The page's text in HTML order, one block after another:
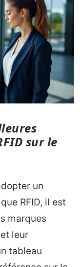
sur le
un
RFID, il est
marques
leur
tableau